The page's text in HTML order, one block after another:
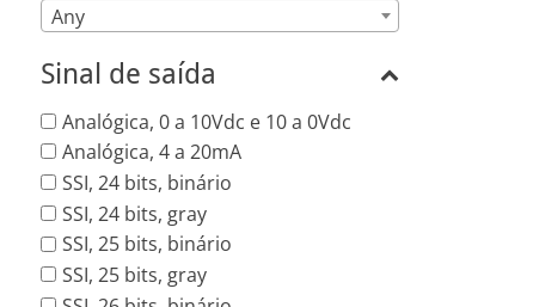
Any
Sinal de saída
Analógica, 0 a 10Vdc e 10 a 0Vdc
Analógica, 4 a 20mA
SSI, 24 bits, binário
SSI, 24 bits, gray
SSI, 25 bits, binário
SSI, 25 bits, gray